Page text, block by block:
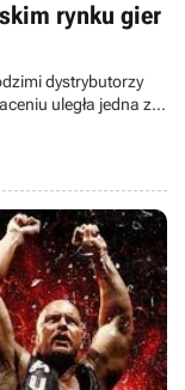
rynku gier
dystrybutorzy
uległa jedna z
ma wkrótce